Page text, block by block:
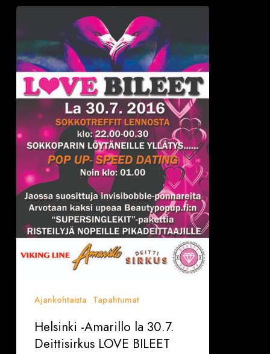
Amarillo
la
30.7.
Deittisirkus
LOVE
BILEET
Ajankohtaista Tapahtumat
Helsinki -Amarillo la 30.7.
Deittisirkus LOVE BILEET